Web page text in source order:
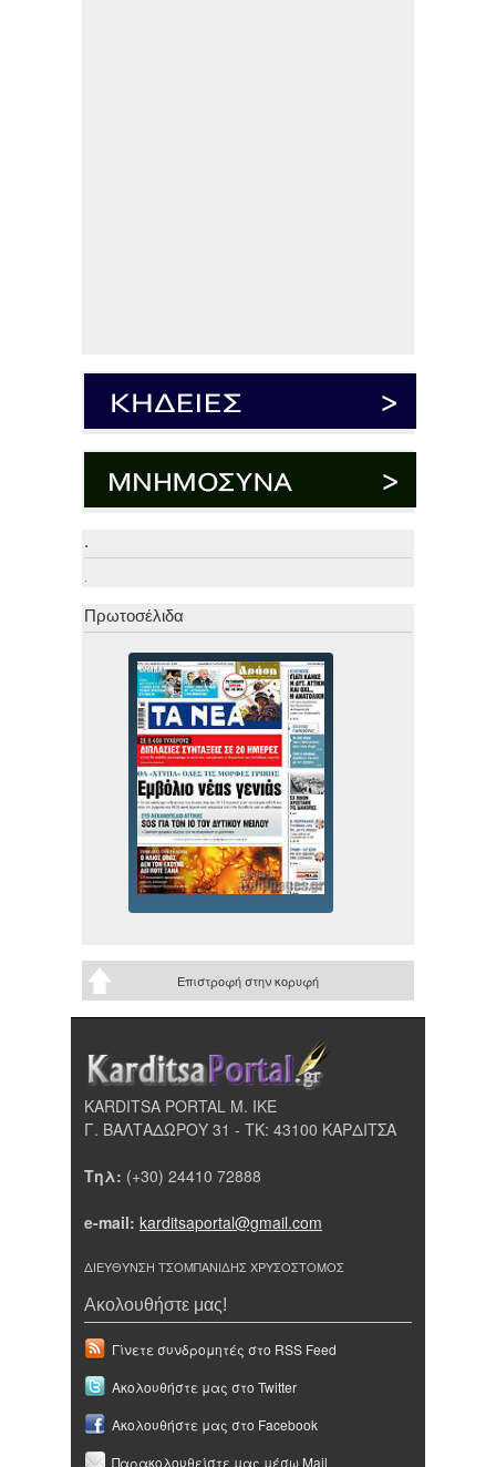
.
.
Πρωτοσέλιδα
Επιστροφή στην κορυφή
KARDITSA PORTAL Μ. ΙΚΕ
Γ. ΒΑΛΤΑΔΩΡΟΥ 31 - ΤΚ: 43100 ΚΑΡΔΙΤΣΑ
Τηλ: (+30) 24410 72888
e-mail: karditsaportal@gmail.com
ΔΙΕΥΘΥΝΣΗ ΤΣΟΜΠΑΝΙΔΗΣ ΧΡΥΣΟΣΤΟΜΟΣ
Ακολουθήστε μας!
Γίνετε συνδρομητές στο RSS Feed
Ακολουθήστε μας στο Twitter
Ακολουθήστε μας στο Facebook
Παρακολουθείστε μας μέσω Mail